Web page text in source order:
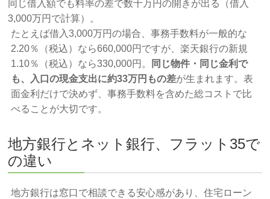
同じ借入額でも料率の差で数十万円の開きが出る（借入
3,000万円で計算）。
たとえば借入3,000万円の場合、事務手数料が一般的な
2.20％（税込）なら660,000円ですが、楽天銀行の新規
1.10％（税込）なら330,000円。
同じ物件・同じ金利で
も、入口の現金支出に約33万円もの差が生まれます。表
面金利だけで決めず、事務手数料を含めた総コストで比
べることが大切です。
地方銀行とネット銀行、フラット35で
の違い
地方銀行は窓口で相談できる安心感があり、住宅ローン